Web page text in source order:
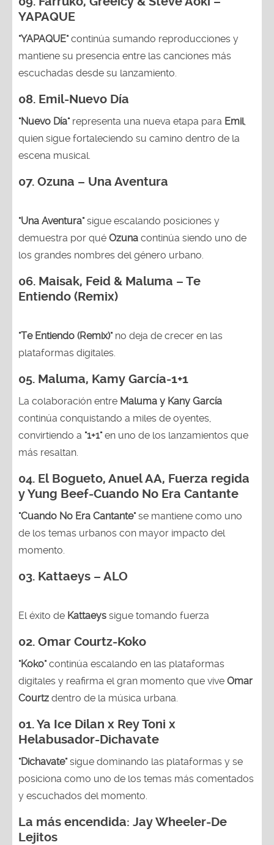
YAPAQUE
"YAPAQUE"continúa sumando reproducciones y
mantiene su presencia entre las canciones más
escuchadas desde su lanzamiento.
08. Emil-Nuevo Día
"Nuevo Día"representa una nueva etapa para Emil,
quien sigue fortaleciendo su camino dentro de la
escena musical.
07. Ozuna – Una Aventura
"Una Aventura"sigue escalando posiciones y
demuestra por qué Ozuna continúa siendo uno de
los grandes nombres del género urbano.
06. Maisak, Feid & Maluma – Te
Entiendo (Remix)
"Te Entiendo (Remix)"no deja de crecer en las
plataformas digitales.
05. Maluma, Kamy García-1+1
La colaboración entre Maluma y Kany García
continúa conquistando a miles de oyentes,
convirtiendo a "1+1"en uno de los lanzamientos que
más resaltan.
04. El Bogueto, Anuel AA, Fuerza regida
y Yung Beef-Cuando No Era Cantante
"Cuando No Era Cantante"se mantiene como uno
de los temas urbanos con mayor impacto del
momento.
03. Kattaeys – ALO
El éxito de Kattaeys sigue tomando fuerza
02. Omar Courtz-Koko
"Koko"continúa escalando en las plataformas
digitales y reafirma el gran momento que vive Omar
Courtz dentro de la música urbana.
01.Ya Ice Dilan x Rey Toni x
Helabusador-Dichavate
"Dichavate"sigue dominando las plataformas y se
posiciona como uno de los temas más comentados
y escuchados del momento.
La más encendida: Jay Wheeler-De
Lejitos